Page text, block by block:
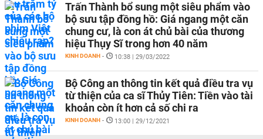
Trấn Thành bổ sung một siêu phẩm vào
bộ sưu tập đồng hồ: Giá ngang một căn
chung cư, là con át chủ bài của thương
hiệu Thụy Sĩ trong hơn 40 năm
KINH DOANH - 10:38 | 29/03/2022
Bộ Công an thông tin kết quả điều tra vụ
từ thiện của ca sĩ Thủy Tiên: Tiền vào tài
khoản còn ít hơn cả số chi ra
KINH DOANH - 13:00 | 29/12/2021